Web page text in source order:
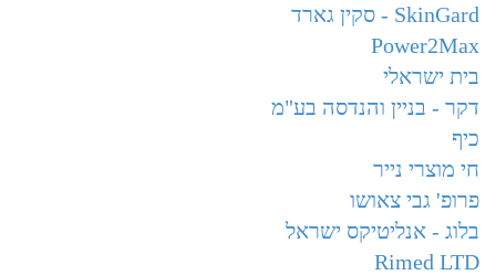
SkinGard - סקין גארד
Power2Max
בית ישראלי
דקר - בניין והנדסה בע"מ
כיף
חי מוצרי נייר
פרופ' גבי צאושו
בלוג - אנליטיקס ישראל
Rimed LTD